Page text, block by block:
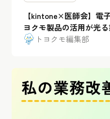
【kintone×医師会】電
ヨクモ製品の活用が光
トヨクモ編集部